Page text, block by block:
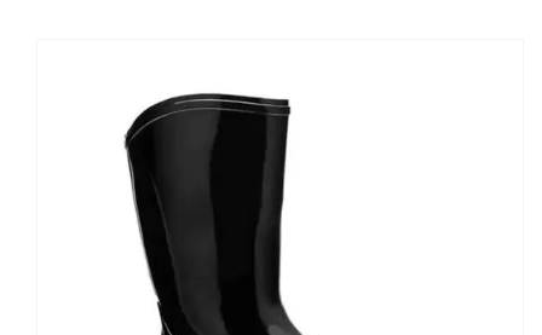
variantes.
escolhidas
na